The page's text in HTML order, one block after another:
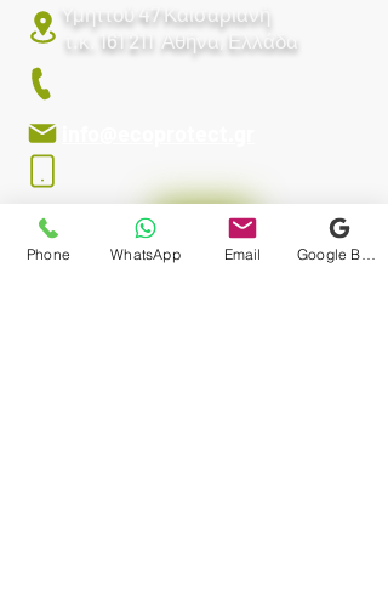
Υμηττού 47Καισαριανή
τ.κ. 161 211 Αθήνα, Ελλάδα
Phone WhatsApp Email